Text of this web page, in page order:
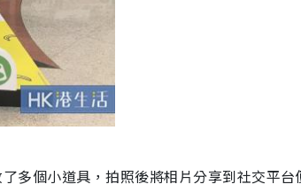
多個小道具，拍照後將相片分享到社交平台